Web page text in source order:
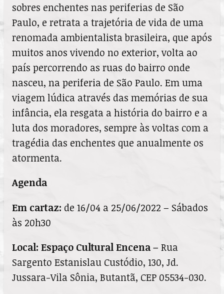
sobres enchentes nas periferias de São
Paulo, e retrata a trajetória de vida de uma
renomada ambientalista brasileira, que após
muitos anos vivendo no exterior, volta ao
país percorrendo as ruas do bairro onde
nasceu, na periferia de São Paulo. Em uma
viagem lúdica através das memórias de sua
infância, ela resgata a história do bairro e a
luta dos moradores, sempre às voltas com a
tragédia das enchentes que anualmente os
atormenta.
Agenda
Em cartaz: de 16/04 a 25/06/2022 – Sábados
às 20h30
Local: Espaço Cultural Encena– Rua
Sargento Estanislau Custódio, 130, Jd.
Jussara-Vila Sônia, Butantã, CEP 05534-030.